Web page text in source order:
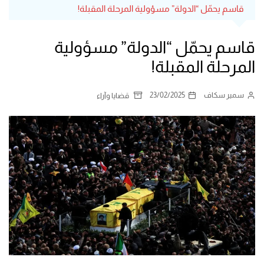
قاسم يحمّل “الدولة” مسؤولية المرحلة المقبلة!
قاسم يحمّل “الدولة” مسؤولية
المرحلة المقبلة!
سمير سكاف 23/02/2025 قضايا وآراء